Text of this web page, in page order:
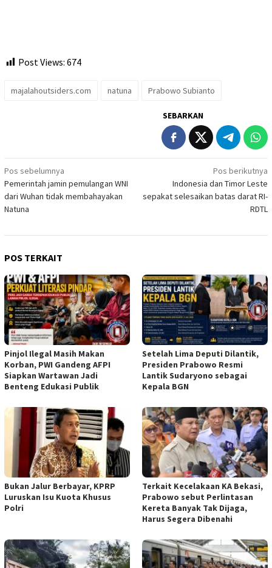
Post Views: 674
majalahoutsiders.com natuna Prabowo Subianto
SEBARKAN
Navigasi
pos
Pos sebelumnya
Pemerintah jamin pemulangan WNI
dari Wuhan tidak membahayakan
Natuna
Pos berikutnya
Indonesia dan Timor Leste
sepakat selesaikan batas darat RI-
RDTL
POS TERKAIT
Pinjol Ilegal Masih Makan
Korban, PWI Gandeng AFPI
Siapkan Wartawan Jadi
Benteng Edukasi Publik
Setelah Lima Deputi Dilantik,
Presiden Prabowo Resmi
Lantik Sudaryono sebagai
Kepala BGN
Bukan Jalur Berbayar, KPRP
Luruskan Isu Kuota Khusus
Polri
Terkait Kecelakaan KA Bekasi,
Prabowo sebut Perlintasan
Kereta Banyak Tak Dijaga,
Harus Segera Dibenahi